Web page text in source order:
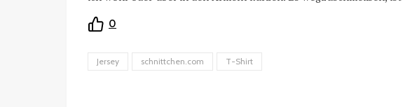
0
Jersey schnittchen.com T-Shirt